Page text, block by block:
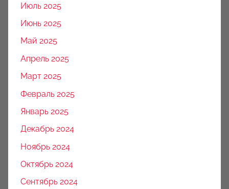
Июль 2025
Июнь 2025
Май 2025
Апрель 2025
Март 2025
Февраль 2025
Январь 2025
Декабрь 2024
Ноябрь 2024
Октябрь 2024
Сентябрь 2024